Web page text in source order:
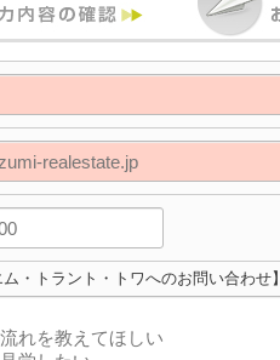
ム・トラント・トワへのお問い合わせ】